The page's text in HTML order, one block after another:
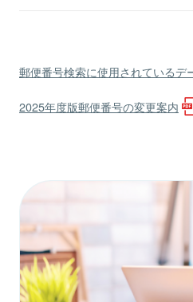
郵便番号検索に使用されているデ
2025年度版郵便番号の変更案内